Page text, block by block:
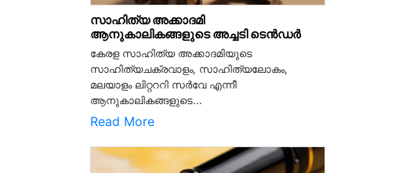
സാഹിത്യ അക്കാദമി
ആനുകാലികങ്ങളുടെ അച്ചടി ടെൻഡർ
കേരള സാഹിത്യ അക്കാദമിയുടെ
സാഹിത്യചക്രവാളം, സാഹിത്യലോകം,
മലയാളം ലിറ്റററി സർവേ എന്നീ
ആനുകാലികങ്ങളുടെ...
Read More